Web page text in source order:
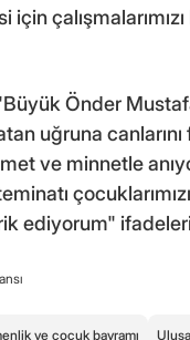
için
Önder
uğruna
ve minnetle
ediyorum"
ve çocuk bayramı